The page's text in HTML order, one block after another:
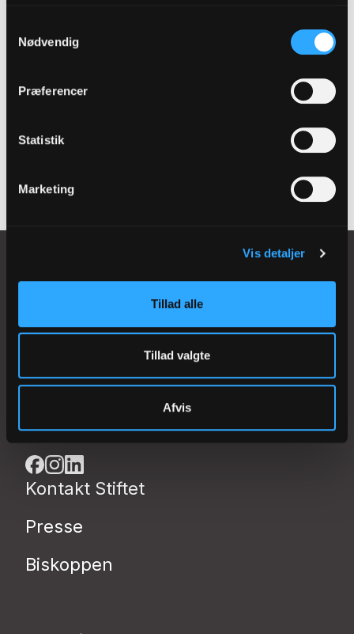
Nødvendig
Præferencer
Statistik
Marketing
Vis detaljer
Tillad alle
Tillad valgte
Afvis
Find en kirke
tæt på dig
Se kortet
Nørregade 11
+45 33476500
kmkbh@km.dk
Kontakt Stiftet
Presse
Biskoppen